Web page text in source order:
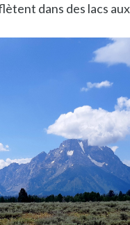
dans des lacs